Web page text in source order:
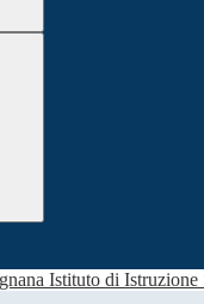
Istituto di Istruzione